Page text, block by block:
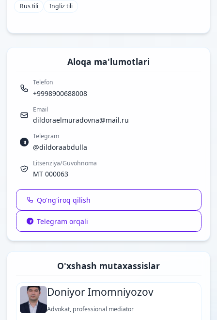
Rus tili Ingliz tili
Aloqa ma'lumotlari
Telefon
+9998900688008
Email
dildoraelmuradovna@mail.ru
Telegram
@dildoraabdulla
Litsenziya/Guvohnoma
MT 000063
Qo'ng'iroq qilish
Telegram orqali
O'xshash mutaxassislar
Doniyor Imomniyozov
Advokat, professional mediator